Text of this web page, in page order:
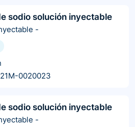
sodio solución inyectable
-
0020023
sodio solución inyectable
-